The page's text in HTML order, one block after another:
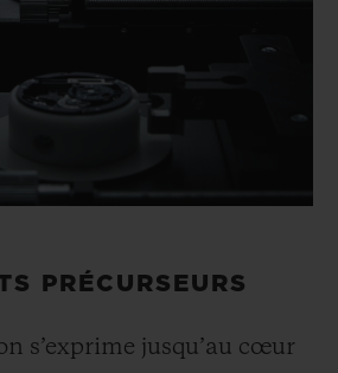
PRÉCURSEURS
s’exprime jusqu’au cœur